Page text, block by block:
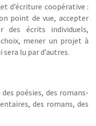
d’écriture coopérative :
point de vue, accepter
des écrits individuels,
mener un projet à
lu par d’autres.
poésies, des romans-
des romans, des